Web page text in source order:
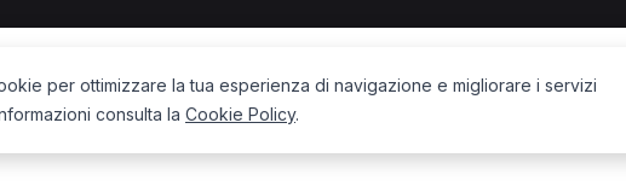
per ottimizzare la tua esperienza di navigazione e migliorare i servizi
consulta la Cookie Policy.